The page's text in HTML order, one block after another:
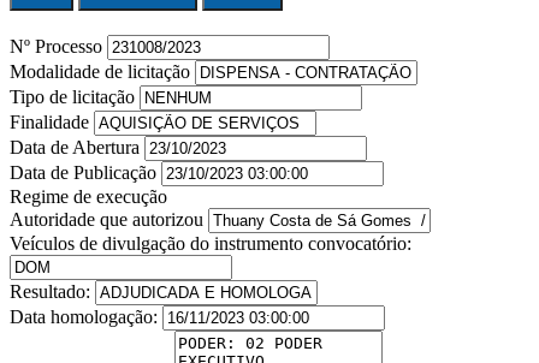
Nº Processo
Modalidade de licitação
Tipo de licitação
Finalidade
Data de Abertura
Data de Publicação
Regime de execução
Autoridade que autorizou
Veículos de divulgação do instrumento convocatório:
Resultado:
Data homologação: